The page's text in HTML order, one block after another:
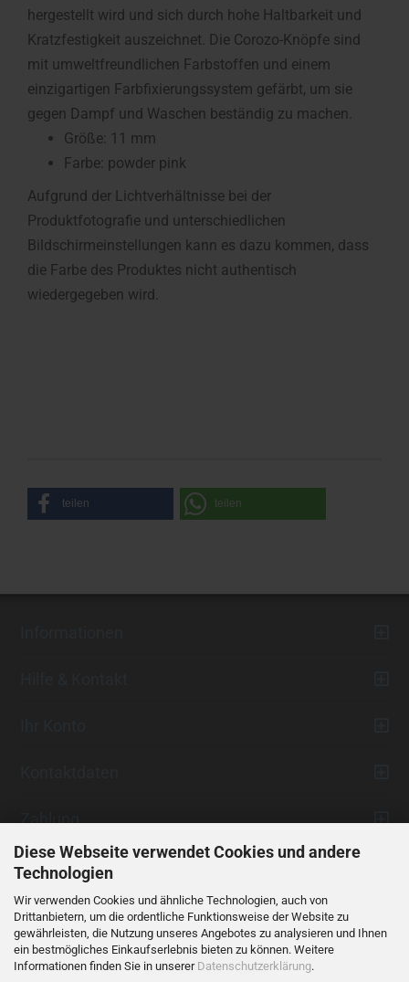
Diese Webseite verwendet Cookies und andere
Technologien
Wir verwenden Cookies und ähnliche Technologien, auch von
Drittanbietern, um die ordentliche Funktionsweise der Website zu
gewährleisten, die Nutzung unseres Angebotes zu analysieren und Ihnen
ein bestmögliches Einkaufserlebnis bieten zu können. Weitere
Informationen finden Sie in unserer Datenschutzerklärung.
hergestellt wird und sich durch hohe Haltbarkeit und
Kratzfestigkeit auszeichnet. Die Corozo-Knöpfe sind
mit umweltfreundlichen Farbstoffen und einem
einzigartigen Farbfixierungssystem gefärbt, um sie
gegen Dampf und Waschen beständig zu machen.
Größe: 11 mm
Farbe: powder pink
Aufgrund der Lichtverhältnisse bei der
Produktfotografie und unterschiedlichen
Bildschirmeinstellungen kann es dazu kommen, dass
die Farbe des Produktes nicht authentisch
wiedergegeben wird.
teilen teilen
Zahlung
Vertrag widerrufen